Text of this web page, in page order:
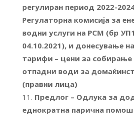
регулиран период 2022-202
Регулаторна комисија за
водни услуги на РСМ (бр
04.10.2021), и донесување
тарифи – цени за собирање
отпадни води за
(правни лица)
Предлог – Одлука за
еднократна парична помош